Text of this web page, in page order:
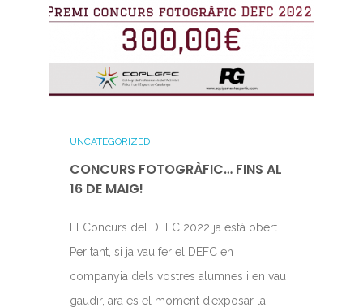
UNCATEGORIZED
CONCURS FOTOGRÀFIC… FINS AL
16 DE MAIG!
El Concurs del DEFC 2022 ja està obert.
Per tant, si ja vau fer el DEFC en
companyia dels vostres alumnes i en vau
gaudir, ara és el moment d’exposar la